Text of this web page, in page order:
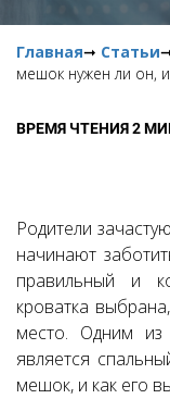
Главная➞ Статьи
мешок нужен ли он,
ВРЕМЯ ЧТЕНИЯ 2
Родители
начинают
правильный и
кроватка
место. Одним из
является
мешок, и как его